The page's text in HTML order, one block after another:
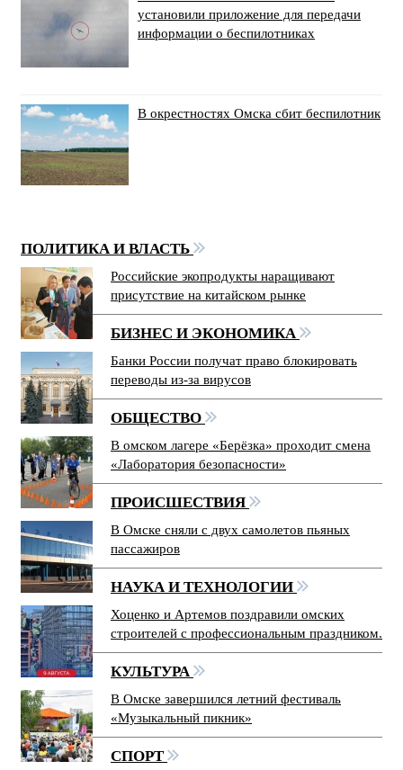
установили приложение для передачи
информации о беспилотниках
В окрестностях Омска сбит беспилотник
ПОЛИТИКА И ВЛАСТЬ
Российские экопродукты наращивают
присутствие на китайском рынке
БИЗНЕС И ЭКОНОМИКА
Банки России получат право блокировать
переводы из-за вирусов
ОБЩЕСТВО
В омском лагере «Берёзка» проходит смена
«Лаборатория безопасности»
ПРОИСШЕСТВИЯ
В Омске сняли с двух самолетов пьяных
пассажиров
НАУКА И ТЕХНОЛОГИИ
Хоценко и Артемов поздравили омских
строителей с профессиональным праздником.
КУЛЬТУРА
В Омске завершился летний фестиваль
«Музыкальный пикник»
СПОРТ